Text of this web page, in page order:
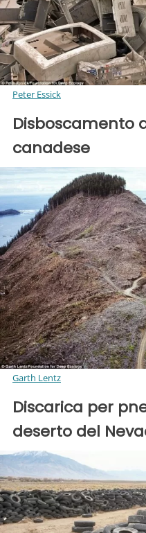
Peter Essick
Disboscamento
canadese
Garth Lentz
Discarica per
deserto del